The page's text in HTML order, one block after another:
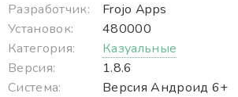
Разработчик:
Frojo Apps
Установок:
480000
Категория:
Казуальные
Версия:
1.8.6
Система:
Версия Андроид 6+